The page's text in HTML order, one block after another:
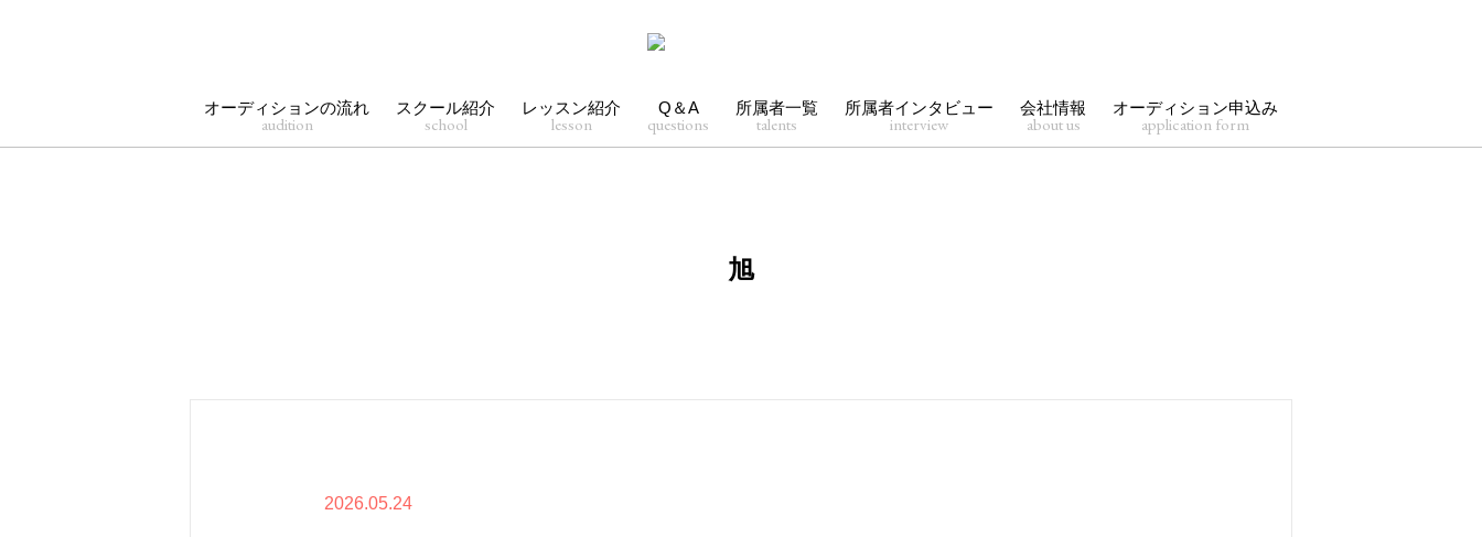
オーディションの流れ
audition
スクール紹介
school
レッスン紹介
lesson
Q＆A
questions
所属者一覧
talents
所属者インタビュー
interview
会社情報
about us
オーディション申込み
application form
旭
2026.05.24